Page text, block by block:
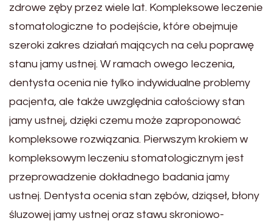
zdrowe zęby przez wiele lat. Kompleksowe leczenie
stomatologiczne to podejście, które obejmuje
szeroki zakres działań mających na celu poprawę
stanu jamy ustnej. W ramach owego leczenia,
dentysta ocenia nie tylko indywidualne problemy
pacjenta, ale także uwzględnia całościowy stan
jamy ustnej, dzięki czemu może zaproponować
kompleksowe rozwiązania. Pierwszym krokiem w
kompleksowym leczeniu stomatologicznym jest
przeprowadzenie dokładnego badania jamy
ustnej. Dentysta ocenia stan zębów, dziąseł, błony
śluzowej jamy ustnej oraz stawu skroniowo-